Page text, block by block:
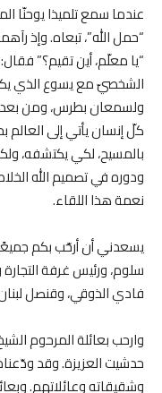
عندما سمع تلميذا يوحنّا
“حمل الله”، تبعاه. وإذ
الشخصيّ مع يسوع الذي
ولسمعان بطرس، ومن
كلّ إنسان يأتي إلى العالم
بالمسيح، لكي يكتشفه،
ودوره في تصميم الله
نعمة هذا اللقاء.
يسعدني أن أرحّب بكم
سلوم، ورئيس غرفة التجارة
فادي الذوقي، وقنصل
وارحب بعائلة المرحوم
حدشيت العزيزة. وقد
وشقيقاته وعائلاتهم.